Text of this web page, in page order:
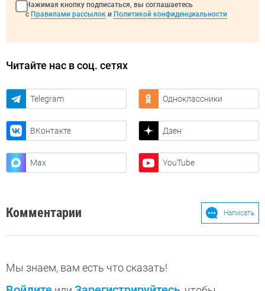
Нажимая кнопку подписаться, вы соглашаетесь
с Правилами рассылок и Политикой конфиденциальности
Читайте нас в соц. сетях
Telegram Одноклассники
ВКонтакте Дзен
Max YouTube
Комментарии Написать
Мы знаем, вам есть что сказать!